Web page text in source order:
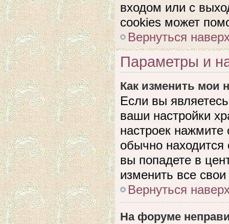
входом или с
cookies может
Вернуться
Параметры и
Как изменить мои
Если вы
ваши настройки
настроек нажмите
обычно
вы попадете в
изменить все свои
Вернуться
На форуме